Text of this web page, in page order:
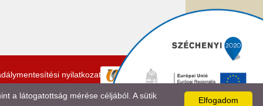
nyilatkozat
Elfogadom
a látogatottság mérése céljából. A sütik